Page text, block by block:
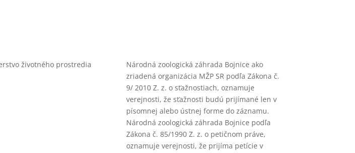
životného prostredia
Národná zoologická záhrada Bojnice ako
zriadená organizácia MŽP SR podľa Zákona č.
9/ 2010 Z. z. o sťažnostiach, oznamuje
verejnosti, že sťažnosti budú prijímané len v
písomnej alebo ústnej forme do záznamu.
Národná zoologická záhrada Bojnice podľa
Zákona č. 85/1990 Z. z. o petičnom práve,
oznamuje verejnosti, že prijíma petície v